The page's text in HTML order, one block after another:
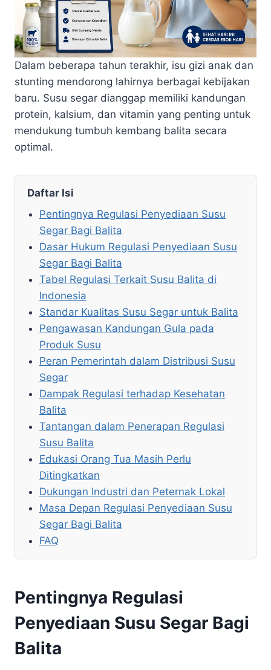
Dalam beberapa tahun terakhir, isu gizi anak dan
stunting mendorong lahirnya berbagai kebijakan
baru. Susu segar dianggap memiliki kandungan
protein, kalsium, dan vitamin yang penting untuk
mendukung tumbuh kembang balita secara
optimal.
Daftar Isi
Pentingnya Regulasi Penyediaan Susu
Segar Bagi Balita
Dasar Hukum Regulasi Penyediaan Susu
Segar Bagi Balita
Tabel Regulasi Terkait Susu Balita di
Indonesia
Standar Kualitas Susu Segar untuk Balita
Pengawasan Kandungan Gula pada
Produk Susu
Peran Pemerintah dalam Distribusi Susu
Segar
Dampak Regulasi terhadap Kesehatan
Balita
Tantangan dalam Penerapan Regulasi
Susu Balita
Edukasi Orang Tua Masih Perlu
Ditingkatkan
Dukungan Industri dan Peternak Lokal
Masa Depan Regulasi Penyediaan Susu
Segar Bagi Balita
FAQ
Pentingnya Regulasi
Penyediaan Susu Segar Bagi
Balita